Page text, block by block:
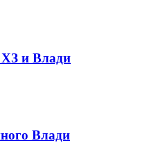
и Влади
Влади